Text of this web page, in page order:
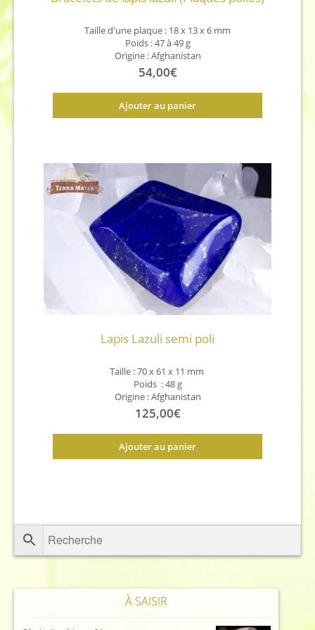
Taille d'une plaque : 18 x 13 x 6 mm
Poids : 47 à 49 g
Origine : Afghanistan
54,00€
Ajouter au panier
Lapis Lazuli semi poli
Taille : 70 x 61 x 11 mm
Poids : 48 g
Origine : Afghanistan
125,00€
Ajouter au panier
À SAISIR